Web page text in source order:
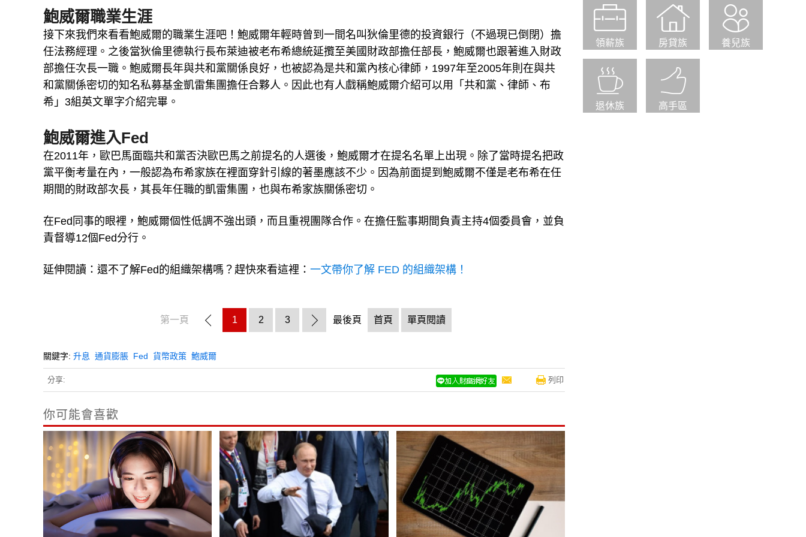
鮑威爾職業生涯
接下來我們來看看鮑威爾的職業生涯吧！鮑威爾年輕時曾到一間名叫狄倫里德的投資銀行（不過現已倒閉）擔
任法務經理。之後當狄倫里德執行長布萊迪被老布希總統延攬至美國財政部擔任部長，鮑威爾也跟著進入財政
部擔任次長一職。鮑威爾長年與共和黨關係良好，也被認為是共和黨內核心律師，1997年至2005年則在與共
和黨關係密切的知名私募基金凱雷集團擔任合夥人。因此也有人戲稱鮑威爾介紹可以用「共和黨、律師、布
希」3組英文單字介紹完畢。
鮑威爾進入Fed
在2011年，歐巴馬面臨共和黨否決歐巴馬之前提名的人選後，鮑威爾才在提名名單上出現。除了當時提名把政
黨平衡考量在內，一般認為布希家族在裡面穿針引線的著墨應該不少。因為前面提到鮑威爾不僅是老布希在任
期間的財政部次長，其長年任職的凱雷集團，也與布希家族關係密切。
在Fed同事的眼裡，鮑威爾個性低調不強出頭，而且重視團隊合作。在擔任監事期間負責主持4個委員會，並負
責督導12個Fed分行。
延伸閱讀：還不了解Fed的組織架構嗎？趕快來看這裡： 一文帶你了解 FED 的組織架構！
第一頁 1 2 3 最後頁 首頁 單頁閱讀
關鍵字: 升息 通貨膨脹 Fed 貨幣政策 鮑威爾
分享: 列印
你可能會喜歡
領薪族 房貸族 養兒族
退休族 高手區